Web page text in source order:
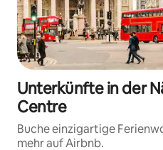
Unterkünfte in der
Centre
Buche einzigartige
mehr auf Airbnb.